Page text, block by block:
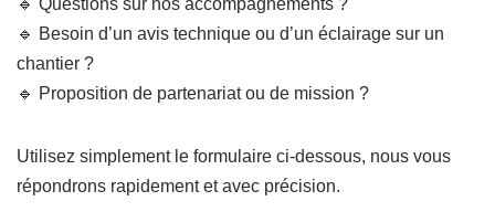
🔹 Besoin d’un avis technique ou d’un éclairage sur un
chantier ?
🔹 Proposition de partenariat ou de mission ?
Utilisez simplement le formulaire ci-dessous, nous vous
répondrons rapidement et avec précision.